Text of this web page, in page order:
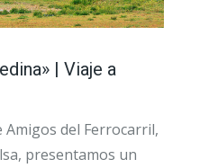
| Viaje a
Amigos del Ferrocarril,
presentamos un